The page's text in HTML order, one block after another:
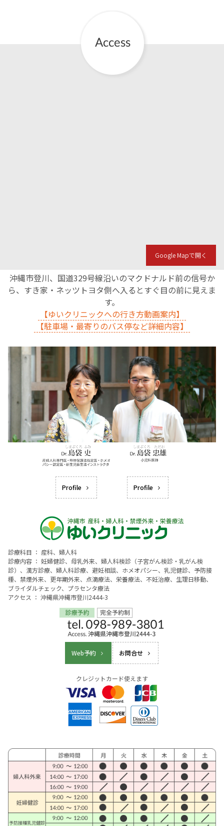
Google Mapで開く
沖縄市登川、国道329号線沿いのマクドナルド前の信号か
ら、すき家・ネッツトヨタ側へ入るとすぐ目の前に見えま
す。
【ゆいクリニックへの行き方動画案内】
【駐車場・最寄りのバス停など詳細内容】
Profile Profile
診療科目 ： 産科、婦人科
診療内容 ： 妊婦健診、母乳外来、婦人科検診（子宮がん検診・乳がん検
診）、漢方診療、婦人科診療、避妊相談、ホメオパシー、乳児健診、予防接
種、禁煙外来、更年期外来、点滴療法、栄養療法、不妊治療、生理日移動、
ブライダルチェック、プラセンタ療法
アクセス ： 沖縄県沖縄市登川2444-3
Web予約 お問合せ
クレジットカード使えます